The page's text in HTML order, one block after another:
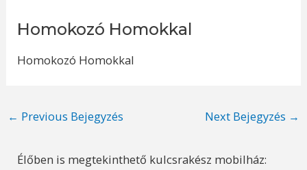
Homokozó Homokkal
Homokozó Homokkal
Post
← Previous Bejegyzés Next Bejegyzés →
Élőben is megtekinthető kulcsrakész mobilház: